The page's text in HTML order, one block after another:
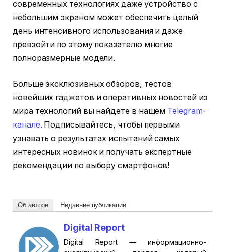
современных технологиях даже устройство с
небольшим экраном может обеспечить целый
день интенсивного использования и даже
превзойти по этому показателю многие
полноразмерные модели.
Больше эксклюзивных обзоров, тестов
новейших гаджетов и оперативных новостей из
мира технологий вы найдете в нашем Telegram-
канале. Подписывайтесь, чтобы первыми
узнавать о результатах испытаний самых
интересных новинок и получать экспертные
рекомендации по выбору смартфонов!
Об авторе Недавние публикации
Digital Report
Digital Report — информационно-